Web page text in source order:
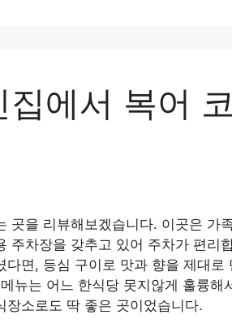
에서 복어
곳을 리뷰해보겠습니다. 이곳은 가
주차장을 갖추고 있어 주차가 편리
면, 등심 구이로 맛과 향을 제대로
뉴는 어느 한식당 못지않게 훌륭해
장소로도 딱 좋은 곳이었습니다.